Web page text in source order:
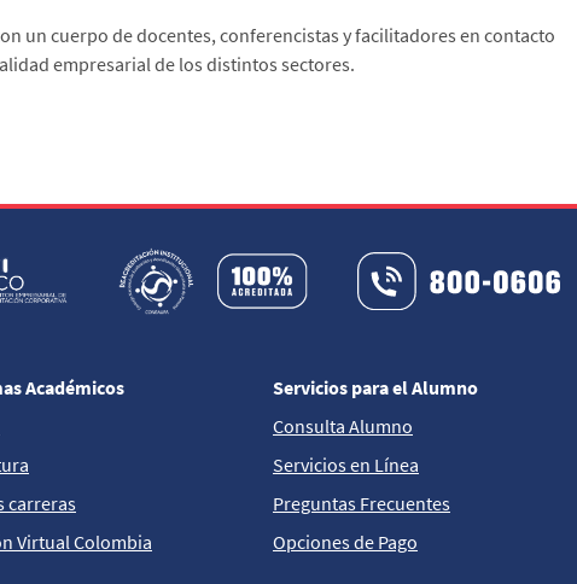
un cuerpo de docentes, conferencistas y facilitadores en contacto
empresarial de los distintos sectores.
Académicos
carreras
Virtual Colombia
Servicios para el Alumno
Consulta Alumno
Servicios en Línea
Preguntas Frecuentes
Opciones de Pago